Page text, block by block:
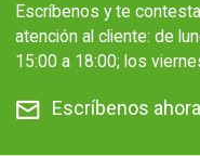
Escríbenos y te
atención al cliente: de
15:00 a 18:00; los
Escríbenos ahora